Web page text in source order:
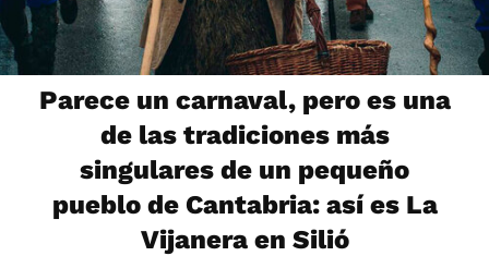
Parece un carnaval, pero es una
de las tradiciones más
singulares de un pequeño
pueblo de Cantabria: así es La
Vijanera en Silió